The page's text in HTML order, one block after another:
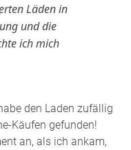
Läden in
und die
ich mich
den Laden zufällig
Käufen gefunden!
an, als ich ankam,